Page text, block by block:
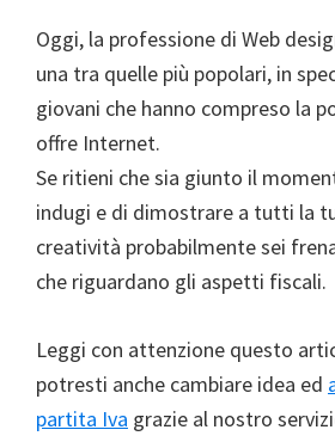
Oggi, la professione di Web
una tra quelle più popolari, in
giovani che hanno compreso la
offre Internet.
Se ritieni che sia giunto il
indugi e di dimostrare a tutti la
creatività probabilmente sei
che riguardano gli aspetti fiscali.
Leggi con attenzione questo
potresti anche cambiare idea ed
partita Iva grazie al nostro